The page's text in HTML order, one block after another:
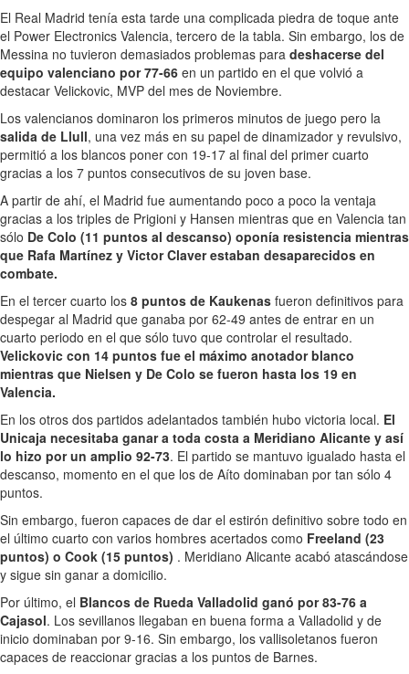
El Real Madrid tenía esta tarde una complicada piedra de toque ante
el Power Electronics Valencia, tercero de la tabla. Sin embargo, los de
Messina no tuvieron demasiados problemas para deshacerse del
equipo valenciano por 77-66 en un partido en el que volvió a
destacar Velickovic, MVP del mes de Noviembre.
Los valencianos dominaron los primeros minutos de juego pero la
salida de Llull, una vez más en su papel de dinamizador y revulsivo,
permitió a los blancos poner con 19-17 al final del primer cuarto
gracias a los 7 puntos consecutivos de su joven base.
A partir de ahí, el Madrid fue aumentando poco a poco la ventaja
gracias a los triples de Prigioni y Hansen mientras que en Valencia tan
sólo De Colo (11 puntos al descanso) oponía resistencia mientras
que Rafa Martínez y Victor Claver estaban desaparecidos en
combate.
En el tercer cuarto los 8 puntos de Kaukenas fueron definitivos para
despegar al Madrid que ganaba por 62-49 antes de entrar en un
cuarto periodo en el que sólo tuvo que controlar el resultado.
Velickovic con 14 puntos fue el máximo anotador blanco
mientras que Nielsen y De Colo se fueron hasta los 19 en
Valencia.
En los otros dos partidos adelantados también hubo victoria local. El
Unicaja necesitaba ganar a toda costa a Meridiano Alicante y así
lo hizo por un amplio 92-73. El partido se mantuvo igualado hasta el
descanso, momento en el que los de Aíto dominaban por tan sólo 4
puntos.
Sin embargo, fueron capaces de dar el estirón definitivo sobre todo en
el último cuarto con varios hombres acertados como Freeland (23
puntos) o Cook (15 puntos) . Meridiano Alicante acabó atascándose
y sigue sin ganar a domicilio.
Por último, el Blancos de Rueda Valladolid ganó por 83-76 a
Cajasol. Los sevillanos llegaban en buena forma a Valladolid y de
inicio dominaban por 9-16. Sin embargo, los vallisoletanos fueron
capaces de reaccionar gracias a los puntos de Barnes.